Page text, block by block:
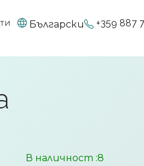
Български +359 887
В наличност :8